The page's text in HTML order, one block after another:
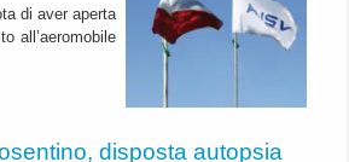
di aver aperta
all’aeromobile
disposta autopsia